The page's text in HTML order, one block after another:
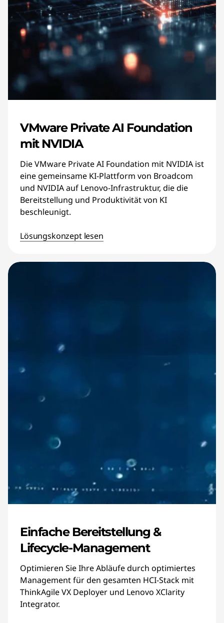
VMware Private AI Foundation
mit NVIDIA
Die VMware Private AI Foundation mit NVIDIA ist
eine gemeinsame KI-Plattform von Broadcom
und NVIDIA auf Lenovo-Infrastruktur, die die
Bereitstellung und Produktivität von KI
beschleunigt.
Lösungskonzept lesen
Einfache Bereitstellung &
Lifecycle-Management
Optimieren Sie Ihre Abläufe durch optimiertes
Management für den gesamten HCI-Stack mit
ThinkAgile VX Deployer und Lenovo XClarity
Integrator.